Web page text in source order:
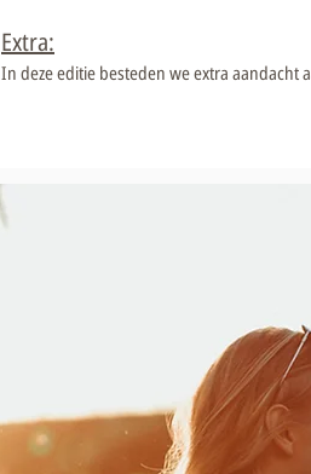
Extra:
In deze editie besteden we extra aandacht